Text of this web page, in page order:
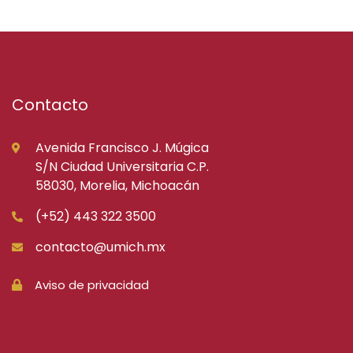
Contacto
Avenida Francisco J. Múgica
S/N Ciudad Universitaria C.P.
58030, Morelia, Michoacán
(+52) 443 322 3500
contacto@umich.mx
Aviso de privacidad